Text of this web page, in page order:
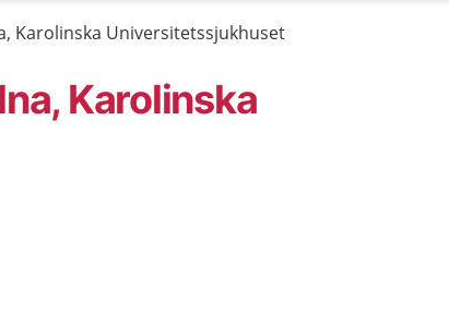
Karolinska Universitetssjukhuset
Karolinska